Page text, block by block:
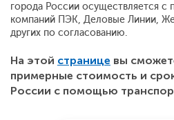
города России осуществляется
компаний ПЭК, Деловые Линии,
других по согласованию.
На этой странице вы
примерные стоимость и
России с помощью